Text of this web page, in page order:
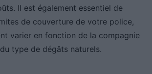
Il est également essentiel de
de couverture de votre police,
varier en fonction de la compagnie
du type de dégâts naturels.